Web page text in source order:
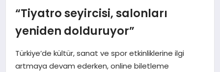
EKONOMI
SIYASET
TEKNOLOJI
“Tiyatro seyircisi, salonları
yeniden dolduruyor”
Türkiye’de kültür, sanat ve spor etkinliklerine ilgi
artmaya devam ederken, online biletleme